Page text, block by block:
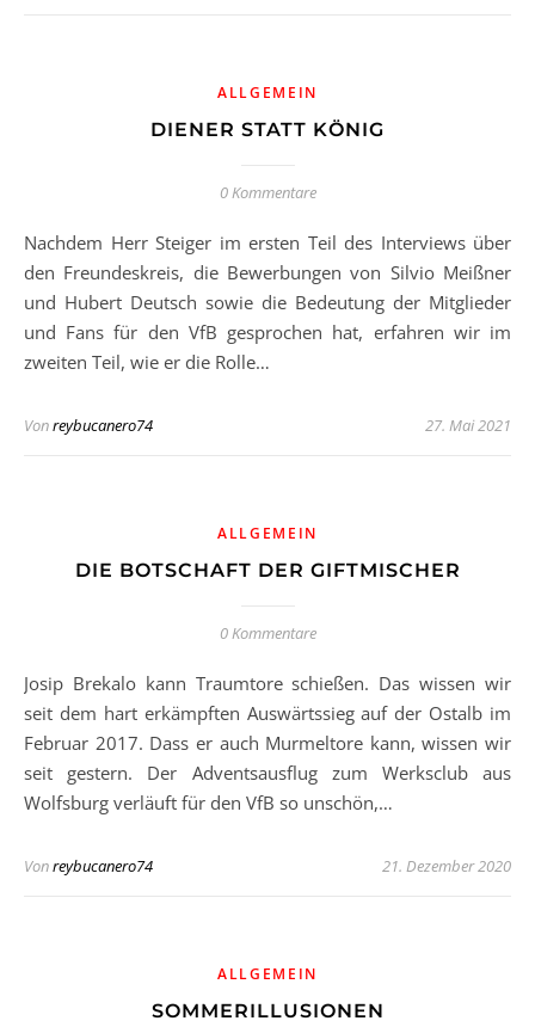
ALLGEMEIN
DIENER STATT KÖNIG
0 Kommentare
Nachdem Herr Steiger im ersten Teil des Interviews über
den Freundeskreis, die Bewerbungen von Silvio Meißner
und Hubert Deutsch sowie die Bedeutung der Mitglieder
und Fans für den VfB gesprochen hat, erfahren wir im
zweiten Teil, wie er die Rolle…
Vonreybucanero74 27. Mai 2021
ALLGEMEIN
DIE BOTSCHAFT DER GIFTMISCHER
0 Kommentare
Josip Brekalo kann Traumtore schießen. Das wissen wir
seit dem hart erkämpften Auswärtssieg auf der Ostalb im
Februar 2017. Dass er auch Murmeltore kann, wissen wir
seit gestern. Der Adventsausflug zum Werksclub aus
Wolfsburg verläuft für den VfB so unschön,…
Vonreybucanero74 21. Dezember 2020
ALLGEMEIN
SOMMERILLUSIONEN